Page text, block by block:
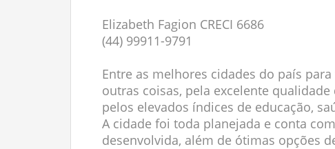
Elizabeth Fagion CRECI 6686
(44) 99911-9791
Entre as melhores cidades do país
outras coisas, pela excelente
pelos elevados índices de educação,
A cidade foi toda planejada e conta
desenvolvida, além de ótimas opções